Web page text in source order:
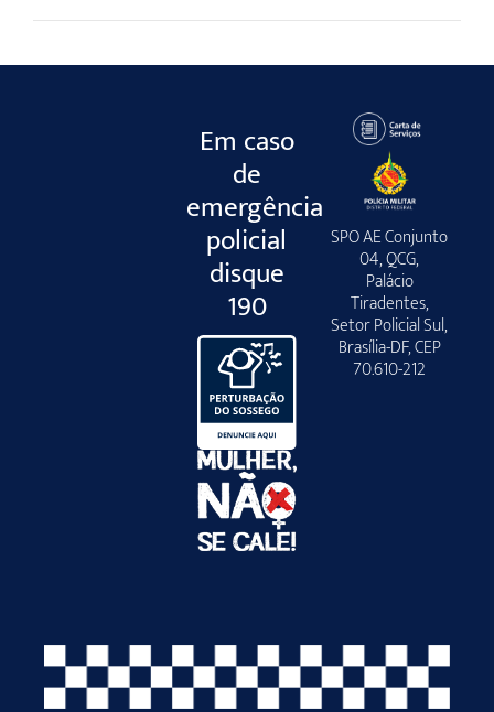
Em caso
de
emergência
policial
disque
190
SPO AE Conjunto
04, QCG,
Palácio
Tiradentes,
Setor Policial Sul,
Brasília-DF, CEP
70.610-212